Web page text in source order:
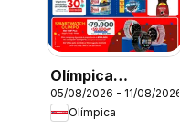
Olímpica
catálogo
Aniversario
05/08/2026 - 11/08/2026
Olímpica